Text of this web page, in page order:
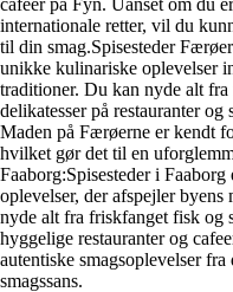
internationale retter, vil du
til din smag.Spisesteder
unikke kulinariske oplevelser
traditioner. Du kan nyde alt
delikatesser på restauranter
Maden på Færøerne er kendt
hvilket gør det til en
Faaborg:Spisesteder i
oplevelser, der afspejler
nyde alt fra friskfanget fisk og
hyggelige restauranter og
autentiske smagsoplevelser
smagssans.